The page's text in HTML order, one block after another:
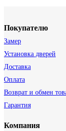
Покупателю
Замер
Установка дверей
Доставка
Оплата
Возврат и обмен
Гарантия
Компания